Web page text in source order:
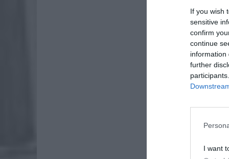
If you wish
sensitive
confirm
continue
information
further
I want
4
4